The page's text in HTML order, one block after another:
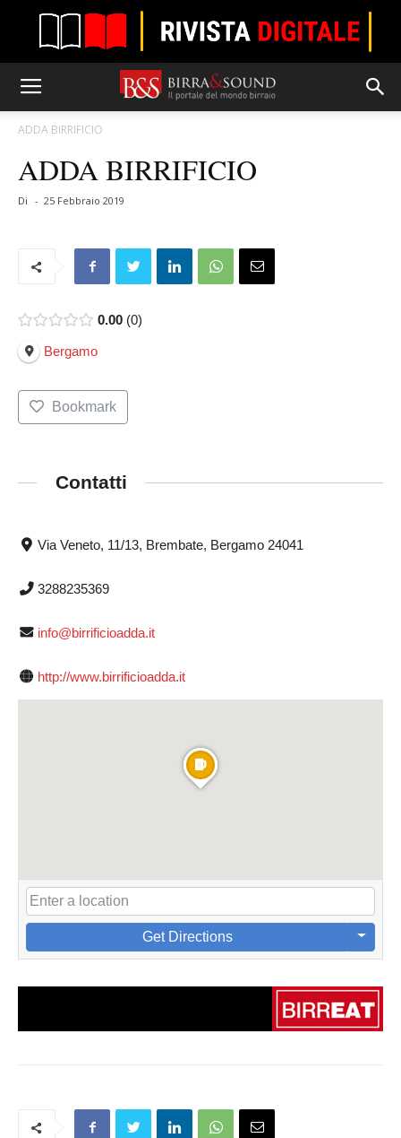
ADDA BIRRIFICIO
ADDA BIRRIFICIO
Di - 25 Febbraio 2019
0.00 0
Bergamo
Bookmark
Contatti
Via Veneto, 11/13, Brembate, Bergamo 24041
3288235369
info@birrificioadda.it
http://www.birrificioadda.it
Get Directions